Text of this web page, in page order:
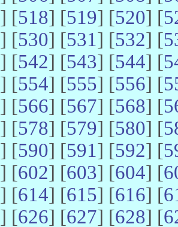
] [518] [519] [520] [
] [530] [531] [532] [
] [542] [543] [544] [
] [554] [555] [556] [
] [566] [567] [568] [
] [578] [579] [580] [
] [590] [591] [592] [
] [602] [603] [604] [
] [614] [615] [616] [
] [626] [627] [628] [